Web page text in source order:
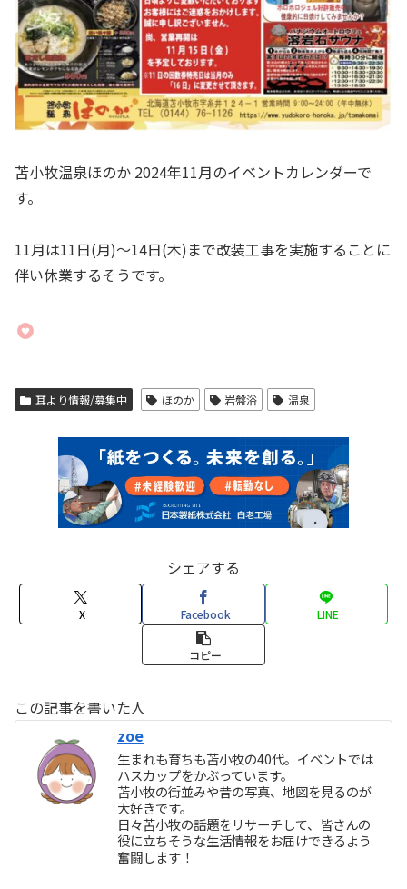
苫小牧温泉ほのか 2024年11月のイベントカレンダーで
す。
11月は11日(月)〜14日(木)まで改装工事を実施することに
伴い休業するそうです。
耳より情報/募集中 ほのか 岩盤浴 温泉
シェアする
X Facebook LINE
コピー
この記事を書いた人
zoe
生まれも育ちも苫小牧の40代。イベントでは
ハスカップをかぶっています。
苫小牧の街並みや昔の写真、地図を見るのが
大好きです。
日々苫小牧の話題をリサーチして、皆さんの
役に立ちそうな生活情報をお届けできるよう
奮闘します！